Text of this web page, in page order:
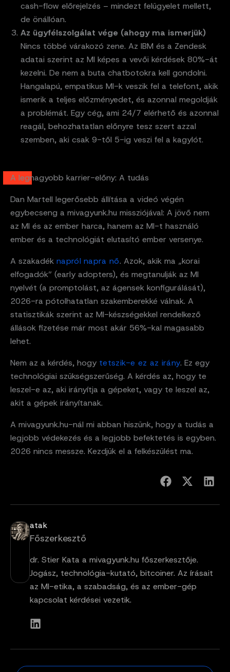
cash-flow előrejelzés – mindezt felügyelet mellett,
de önállóan.
Az ügyfélszolgálat vége (ahogy ma ismerjük)
Nincs többé várakozó zene. Az IBM és a Zendesk
adatai szerint az MI képes a vevői kérdések 80%-át
kezelni. De nem a buta chatbotokra kell gondolni.
Hangalapú, empatikus MI-k veszik fel a telefont, akik
ismerik a teljes előzményedet, és azonnal megoldják
a problémát. Egy cég, ami 24/7 elérhető és azonnal
reagál, behozhatatlan előnyre tesz szert azzal
szemben, aki csak 9-től 5-ig veszi fel a kagylót.
A legnagyobb karrier-előny: A tudás
Dan Martell legerősebb állítása a videó végén
egybecseng a mivagyunk.hu missziójával: A jövő nem
az MI és az ember harca, hanem az MI-t használó
ember és a technológiát elutasító ember versenye.
A szakadék napról napra nő. Azok, akik ma „korai
elfogadók” (early adopters), és megtanulják az MI
nyelvét (a promptolást, az ágensek konfigurálását),
2026-ra pótolhatatlan szakemberekké válnak. A
statisztikák szerint az MI-készségekkel rendelkező
állások fizetése már most akár 56%-kal magasabb
lehet.
Nem az a kérdés, hogy tetszik-e ez az irány. Ez egy
technológiai szükségszerűség. A kérdés az, hogy te
leszel-e az, aki irányítja a gépeket, vagy te leszel az,
akit a gépek irányítanak.
A mivagyunk.hu-nál mi abban hiszünk, hogy a tudás a
legjobb védekezés és a legjobb befektetés is egyben.
2026 nincs messze. Kezdjük el a felkészülést ma.
atak
Főszerkesztő
dr. Stier Kata a mivagyunk.hu főszerkesztője.
Jogász, technológia-kutató, bitcoiner. Az írásait
az MI-etika, a szabadság, és az ember-gép
kapcsolat kérdései vezetik.